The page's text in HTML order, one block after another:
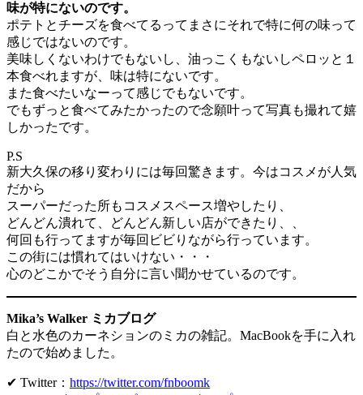
味が特にないのです。
ポテトとチーズを食べてるってまさにそれで特に何の味って
感じではないのです。
美味しくないわけでもないし、油っこくもないしペロッと１
本食べれますが、味は特にないです。
また食べたいなーって感じでもないです。
でもずっと食べてみたかったので念願叶って写真も撮れて嬉
しかったです。
P.S
新大久保の移り変わりには毎回驚きます。今はコスメが人気
だから
スーパーだった所もコスメスペース増やしたり、
どんどん潰れて、どんどん新しい店ができたり、、
何回も行ってますが毎回ビビりながら行っています。
この街には慣れてはいけない・・・
心のどこかでそう自分に言い聞かせているのです。
Mika’s Walker ミカブログ
白と水色のカーネションのミカの雑記。MacBookを手に入れ
たので始めました。
✔ Twitter： https://twitter.com/fnboomk